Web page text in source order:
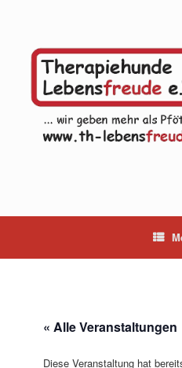
« Alle Veranstaltungen
Diese Veranstaltung hat